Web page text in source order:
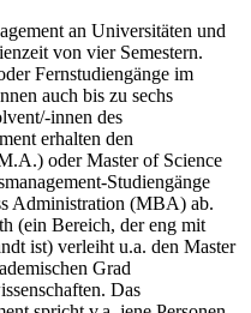
an Universitäten und
von vier Semestern.
Fernstudiengänge im
auch bis zu sechs
innen des
erhalten den
oder Master of Science
Studiengänge
Administration (MBA) ab.
(ein Bereich, der eng mit
ist) verleiht u.a. den Master
Grad
Das